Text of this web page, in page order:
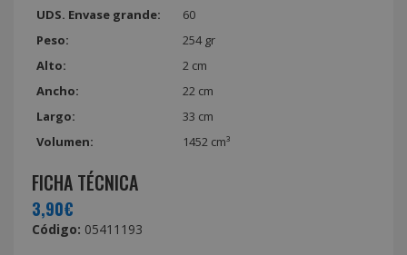
UDS. Envase grande:
60
Peso:
254 gr
Alto:
2 cm
Ancho:
22 cm
Largo:
33 cm
Volumen:
1452 cm³
FICHA TÉCNICA
3,90€
Código: 05411193